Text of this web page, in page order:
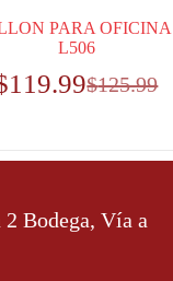
PARA OFICINA
L506
$125.99
119.99
2 Bodega, Vía a